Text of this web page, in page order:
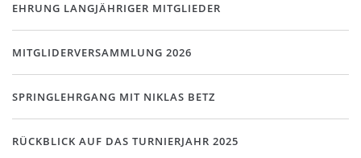
EHRUNG LANGJÄHRIGER MITGLIEDER
MITGLIDERVERSAMMLUNG 2026
SPRINGLEHRGANG MIT NIKLAS BETZ
RÜCKBLICK AUF DAS TURNIERJAHR 2025